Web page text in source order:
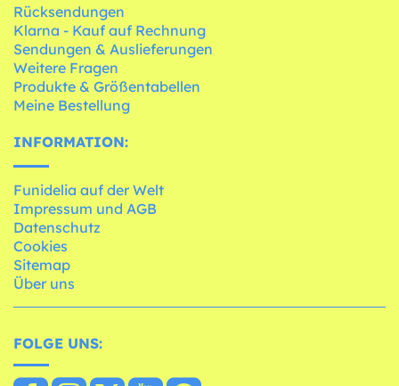
Rücksendungen
Klarna - Kauf auf Rechnung
Sendungen & Auslieferungen
Weitere Fragen
Produkte & Größentabellen
Meine Bestellung
INFORMATION:
Funidelia auf der Welt
Impressum und AGB
Datenschutz
Cookies
Sitemap
Über uns
FOLGE UNS: